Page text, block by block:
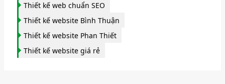
Thiết kế web chuẩn SEO
Thiết kế website Bình Thuận
Thiết kế website Phan Thiết
Thiết kế website giá rẻ